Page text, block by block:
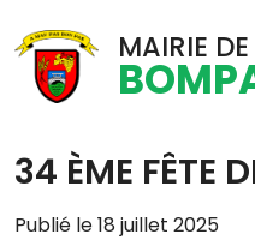
MAIRIE DE
34 ÈME FÊTE
Publié le 18 juillet 2025